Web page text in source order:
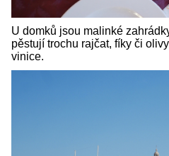
U domků jsou malinké
pěstují trochu rajčat, fíky či
vinice.